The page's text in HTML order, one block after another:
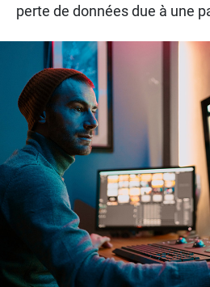
perte de données due à une